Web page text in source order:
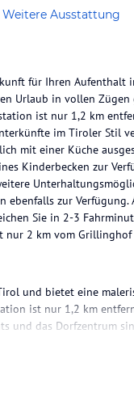
Weitere Ausstattung
für Ihren Aufenthalt
Urlaub in vollen Zügen
ist nur 1,2 km
im Tiroler Stil
mit einer Küche
Kinderbecken zur
zur Verfügung.
Sie in 2-3
nur 2 km vom
und bietet eine
ist nur 1,2 km
und das Dorfzentrum
und